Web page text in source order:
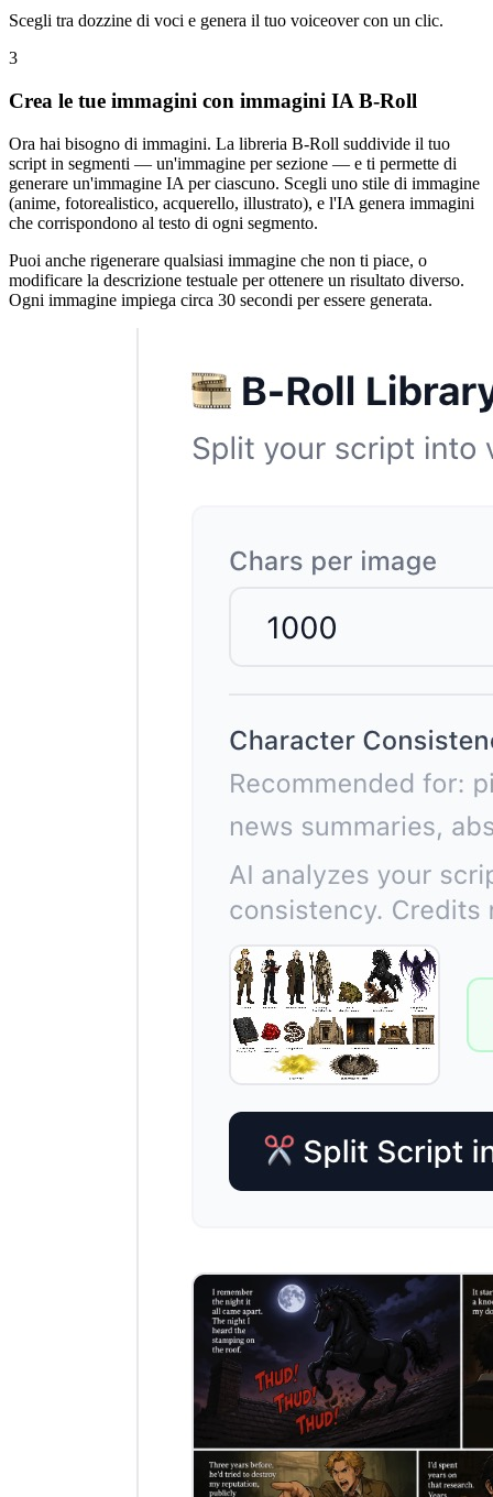
Scegli tra dozzine di voci e genera il tuo voiceover con un clic.
3
Crea le tue immagini con immagini IA B-Roll
Ora hai bisogno di immagini. La libreria B-Roll suddivide il tuo
script in segmenti — un'immagine per sezione — e ti permette di
generare un'immagine IA per ciascuno. Scegli uno stile di immagine
(anime, fotorealistico, acquerello, illustrato), e l'IA genera immagini
che corrispondono al testo di ogni segmento.
Puoi anche rigenerare qualsiasi immagine che non ti piace, o
modificare la descrizione testuale per ottenere un risultato diverso.
Ogni immagine impiega circa 30 secondi per essere generata.